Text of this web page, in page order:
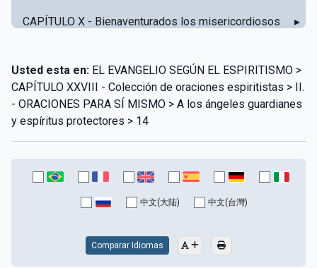
CAPÍTULO X - Bienaventurados los misericordiosos ▸
CAPÍTULO XII - Amad a vuestros enemigos
CAPÍTULO XIII - No sepa tu izquierda lo que hace tu
derecha
CAPÍTULO XV - Sin caridad no hay salvación
CAPÍTULO XVI - No se puede servir a Dios y a las
CAPÍTULO XVII - Sed perfectos
Usted esta en: EL EVANGELIO SEGÚN EL ESPIRITISMO >
CAPÍTULO XXVIII - Colección de oraciones espiritistas > II.
- ORACIONES PARA SÍ MISMO > A los ángeles guardianes
y espíritus protectores > 14
中文(大陆) 中文(台灣)
Comparar Idiomas